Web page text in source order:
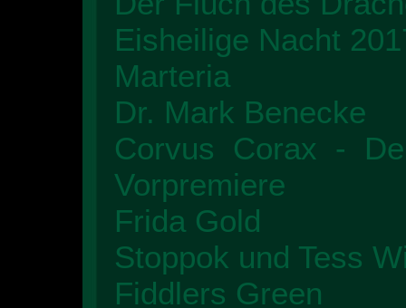
Eisheilige Nacht
Marteria
Dr. Mark Benecke
Corvus Corax -
Vorpremiere
Frida Gold
Stoppok und Tess
Fiddlers Green